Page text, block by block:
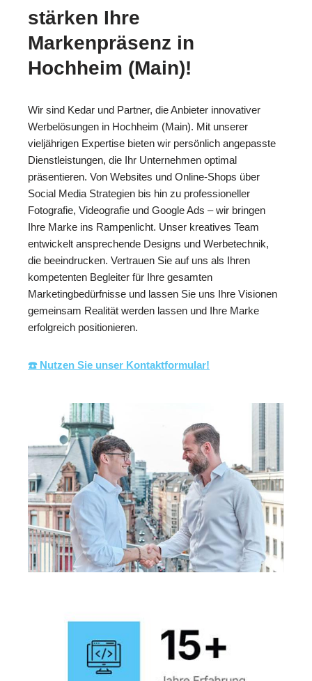
stärken Ihre
Markenpräsenz in
Hochheim (Main)!
Wir sind Kedar und Partner, die Anbieter innovativer
Werbelösungen in Hochheim (Main). Mit unserer
vieljährigen Expertise bieten wir persönlich angepasste
Dienstleistungen, die Ihr Unternehmen optimal
präsentieren. Von Websites und Online-Shops über
Social Media Strategien bis hin zu professioneller
Fotografie, Videografie und Google Ads – wir bringen
Ihre Marke ins Rampenlicht. Unser kreatives Team
entwickelt ansprechende Designs und Werbetechnik,
die beeindrucken. Vertrauen Sie auf uns als Ihren
kompetenten Begleiter für Ihre gesamten
Marketingbedürfnisse und lassen Sie uns Ihre Visionen
gemeinsam Realität werden lassen und Ihre Marke
erfolgreich positionieren.
☎️ Nutzen Sie unser Kontaktformular!